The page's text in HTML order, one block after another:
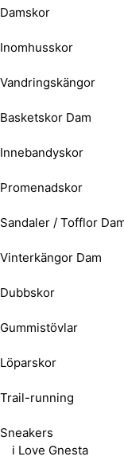
Damskor
Inomhusskor
Vandringskängor
Basketskor Dam
Innebandyskor
Promenadskor
Sandaler / Tofflor
Vinterkängor Dam
Dubbskor
Gummistövlar
Löparskor
Trail-running
Sneakers
i Love Gnesta